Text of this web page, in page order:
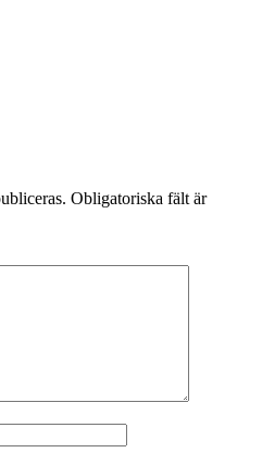
Obligatoriska fält är